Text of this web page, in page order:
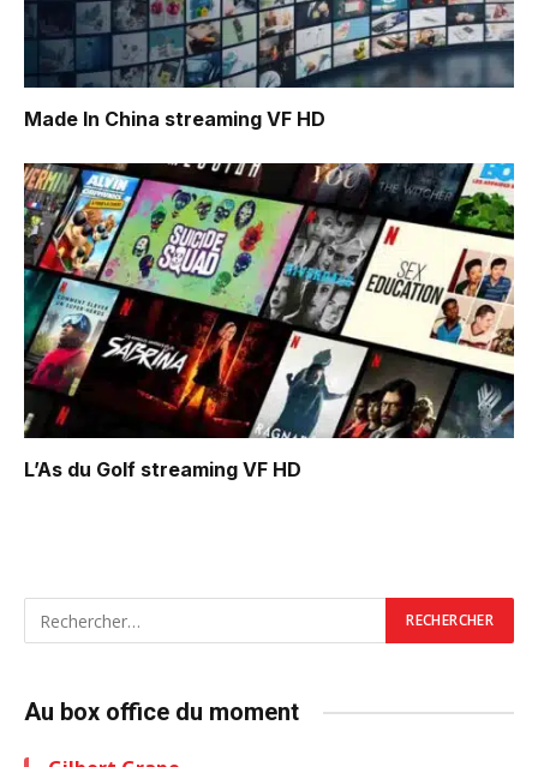
Made In China streaming VF HD
L’As du Golf streaming VF HD
Au box office du moment